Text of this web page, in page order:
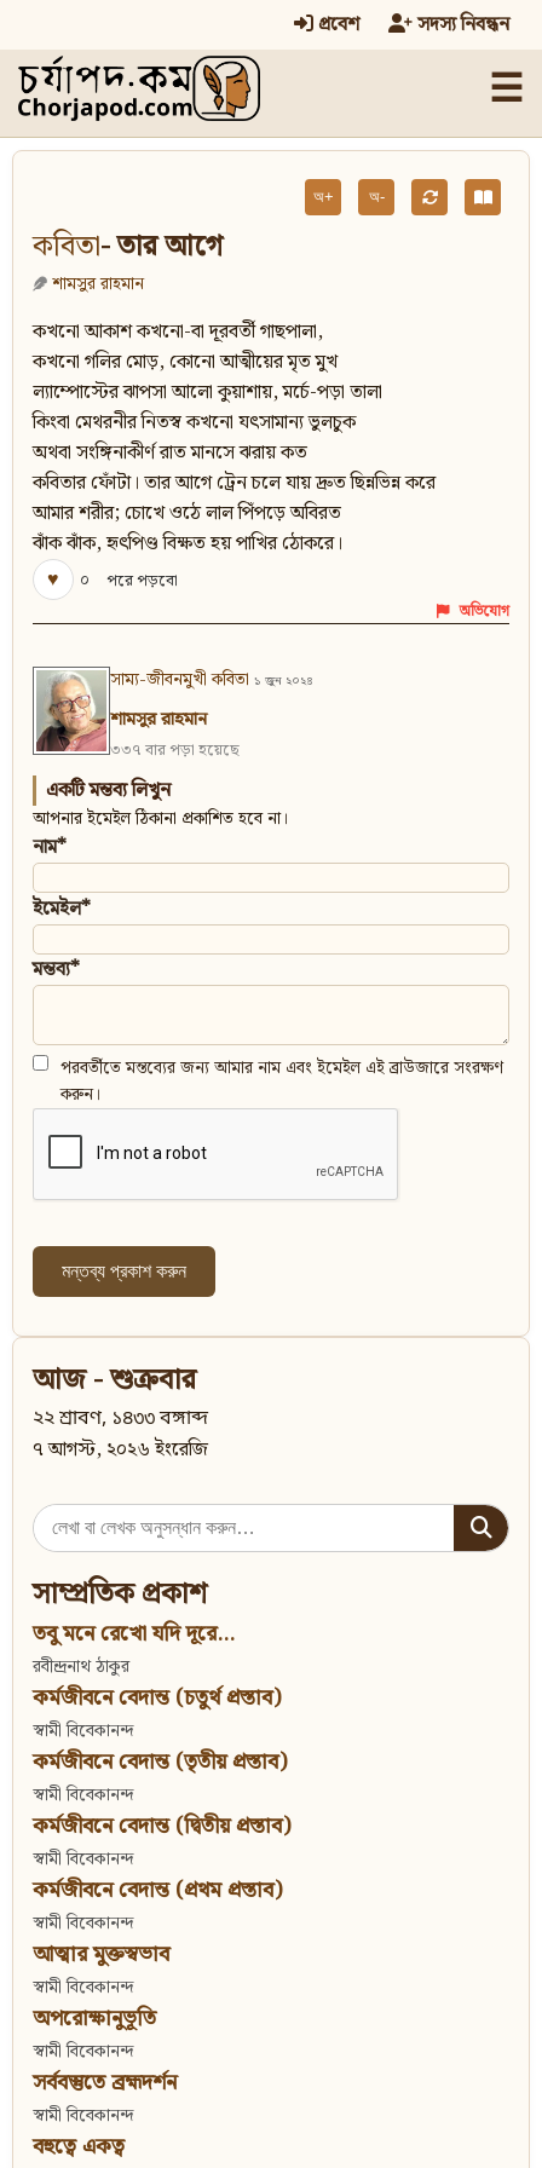
প্রবেশ সদস্য নিবন্ধন
☰
অ+ অ-
কবিতা- তার আগে
শামসুর রাহমান
কখনো আকাশ কখনো-বা দূরবর্তী গাছপালা,
কখনো গলির মোড়, কোনো আত্মীয়ের মৃত মুখ
ল্যাম্পোস্টের ঝাপসা আলো কুয়াশায়, মর্চে-পড়া তালা
কিংবা মেথরনীর নিতস্ব কখনো যৎসামান্য ভুলচুক
অথবা সংঙ্গিনাকীর্ণ রাত মানসে ঝরায় কত
কবিতার ফোঁটা। তার আগে ট্রেন চলে যায় দ্রুত ছিন্নভিন্ন করে
আমার শরীর; চোখে ওঠে লাল পিঁপড়ে অবিরত
ঝাঁক ঝাঁক, হৃৎপিণ্ড বিক্ষত হয় পাখির ঠোকরে।
♥
০ পরে পড়বো
অভিযোগ
সাম্য-জীবনমুখী কবিতা ১ জুন ২০২৪
শামসুর রাহমান
৩৩৭ বার পড়া হয়েছে
একটি মন্তব্য লিখুন
আপনার ইমেইল ঠিকানা প্রকাশিত হবে না।
নাম*
ইমেইল*
মন্তব্য*
পরবর্তীতে মন্তব্যের জন্য আমার নাম এবং ইমেইল এই ব্রাউজারে সংরক্ষণ
করুন।
আজ - শুক্রবার
২২ শ্রাবণ, ১৪৩৩ বঙ্গাব্দ
৭ আগস্ট, ২০২৬ ইংরেজি
Search
for:
সাম্প্রতিক প্রকাশ
তবু মনে রেখো যদি দূরে...
রবীন্দ্রনাথ ঠাকুর
কর্মজীবনে বেদান্ত (চতুর্থ প্রস্তাব)
স্বামী বিবেকানন্দ
কর্মজীবনে বেদান্ত (তৃতীয় প্রস্তাব)
স্বামী বিবেকানন্দ
কর্মজীবনে বেদান্ত (দ্বিতীয় প্রস্তাব)
স্বামী বিবেকানন্দ
কর্মজীবনে বেদান্ত (প্রথম প্রস্তাব)
স্বামী বিবেকানন্দ
আত্মার মুক্তস্বভাব
স্বামী বিবেকানন্দ
অপরোক্ষানুভূতি
স্বামী বিবেকানন্দ
সর্ববস্তুতে ব্রহ্মদর্শন
স্বামী বিবেকানন্দ
বহুত্বে একত্ব